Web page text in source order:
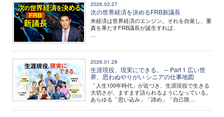
2026.02.27
次の世界経済を決めるFRB新議長
米経済は世界経済のエンジン。それを自覚し、重
責を果たすFRB議長が誕生すれば、
…
2026.01.29
生涯現役、現実にできる。 ─ Part 1 広い世
界、思わぬやりがい シニアの仕事地図
「人生100年時代」が近づき、生涯現役で生きる
大切さが、ますます語られるようになっている。
あらゆる「思い込み」「諦め」「自己限…